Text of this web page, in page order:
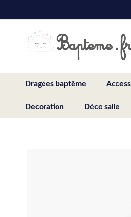
to
Dragées baptême
Decoration Déco salle